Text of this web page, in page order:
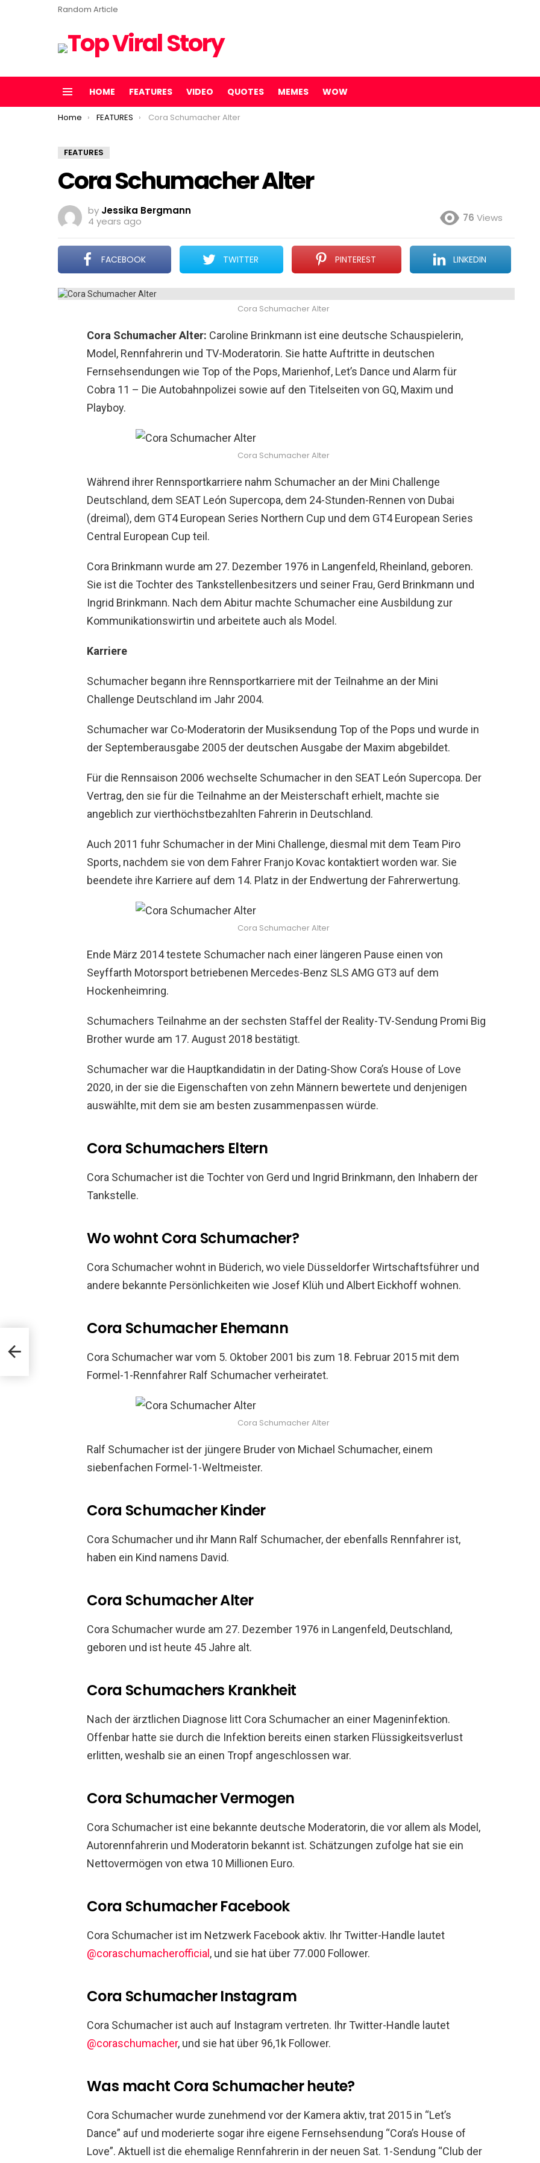
Random Article
HOME FEATURES VIDEO QUOTES MEMES WOW
You are here:
Home FEATURES Cora Schumacher Alter
FEATURES
Cora Schumacher Alter
by Jessika Bergmann
4 years ago
76 Views
FACEBOOK TWITTER PINTEREST LINKEDIN
Cora Schumacher Alter
Cora Schumacher Alter: Caroline Brinkmann ist eine deutsche Schauspielerin,
Model, Rennfahrerin und TV-Moderatorin. Sie hatte Auftritte in deutschen
Fernsehsendungen wie Top of the Pops, Marienhof, Let’s Dance und Alarm für
Cobra 11 – Die Autobahnpolizei sowie auf den Titelseiten von GQ, Maxim und
Playboy.
Cora Schumacher Alter
Während ihrer Rennsportkarriere nahm Schumacher an der Mini Challenge
Deutschland, dem SEAT León Supercopa, dem 24-Stunden-Rennen von Dubai
(dreimal), dem GT4 European Series Northern Cup und dem GT4 European Series
Central European Cup teil.
Cora Brinkmann wurde am 27. Dezember 1976 in Langenfeld, Rheinland, geboren.
Sie ist die Tochter des Tankstellenbesitzers und seiner Frau, Gerd Brinkmann und
Ingrid Brinkmann. Nach dem Abitur machte Schumacher eine Ausbildung zur
Kommunikationswirtin und arbeitete auch als Model.
Karriere
Schumacher begann ihre Rennsportkarriere mit der Teilnahme an der Mini
Challenge Deutschland im Jahr 2004.
Schumacher war Co-Moderatorin der Musiksendung Top of the Pops und wurde in
der Septemberausgabe 2005 der deutschen Ausgabe der Maxim abgebildet.
Für die Rennsaison 2006 wechselte Schumacher in den SEAT León Supercopa. Der
Vertrag, den sie für die Teilnahme an der Meisterschaft erhielt, machte sie
angeblich zur vierthöchstbezahlten Fahrerin in Deutschland.
Auch 2011 fuhr Schumacher in der Mini Challenge, diesmal mit dem Team Piro
Sports, nachdem sie von dem Fahrer Franjo Kovac kontaktiert worden war. Sie
beendete ihre Karriere auf dem 14. Platz in der Endwertung der Fahrerwertung.
Cora Schumacher Alter
Ende März 2014 testete Schumacher nach einer längeren Pause einen von
Seyffarth Motorsport betriebenen Mercedes-Benz SLS AMG GT3 auf dem
Hockenheimring.
Schumachers Teilnahme an der sechsten Staffel der Reality-TV-Sendung Promi Big
Brother wurde am 17. August 2018 bestätigt.
Schumacher war die Hauptkandidatin in der Dating-Show Cora’s House of Love
2020, in der sie die Eigenschaften von zehn Männern bewertete und denjenigen
auswählte, mit dem sie am besten zusammenpassen würde.
Cora Schumachers Eltern
Cora Schumacher ist die Tochter von Gerd und Ingrid Brinkmann, den Inhabern der
Tankstelle.
Wo wohnt Cora Schumacher?
Cora Schumacher wohnt in Büderich, wo viele Düsseldorfer Wirtschaftsführer und
andere bekannte Persönlichkeiten wie Josef Klüh und Albert Eickhoff wohnen.
Cora Schumacher Ehemann
Cora Schumacher war vom 5. Oktober 2001 bis zum 18. Februar 2015 mit dem
Formel-1-Rennfahrer Ralf Schumacher verheiratet.
Cora Schumacher Alter
Ralf Schumacher ist der jüngere Bruder von Michael Schumacher, einem
siebenfachen Formel-1-Weltmeister.
Cora Schumacher Kinder
Cora Schumacher und ihr Mann Ralf Schumacher, der ebenfalls Rennfahrer ist,
haben ein Kind namens David.
Cora Schumacher Alter
Cora Schumacher wurde am 27. Dezember 1976 in Langenfeld, Deutschland,
geboren und ist heute 45 Jahre alt.
Cora Schumachers Krankheit
Nach der ärztlichen Diagnose litt Cora Schumacher an einer Mageninfektion.
Offenbar hatte sie durch die Infektion bereits einen starken Flüssigkeitsverlust
erlitten, weshalb sie an einen Tropf angeschlossen war.
Cora Schumacher Vermogen
Cora Schumacher ist eine bekannte deutsche Moderatorin, die vor allem als Model,
Autorennfahrerin und Moderatorin bekannt ist. Schätzungen zufolge hat sie ein
Nettovermögen von etwa 10 Millionen Euro.
Cora Schumacher Facebook
Cora Schumacher ist im Netzwerk Facebook aktiv. Ihr Twitter-Handle lautet
@coraschumacherofficial , und sie hat über 77.000 Follower.
Cora Schumacher Instagram
Cora Schumacher ist auch auf Instagram vertreten. Ihr Twitter-Handle lautet
@coraschumacher, und sie hat über 96,1k Follower.
Was macht Cora Schumacher heute?
Cora Schumacher wurde zunehmend vor der Kamera aktiv, trat 2015 in “Let’s
Dance” auf und moderierte sogar ihre eigene Fernsehsendung “Cora’s House of
Love”. Aktuell ist die ehemalige Rennfahrerin in der neuen Sat. 1-Sendung “Club der